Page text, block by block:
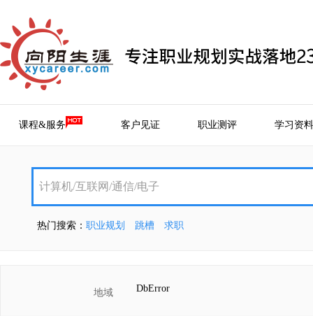
课程&服务 客户见证 职业测评 学习资料
热门搜索： 职业规划 跳槽 求职
地域 DbError